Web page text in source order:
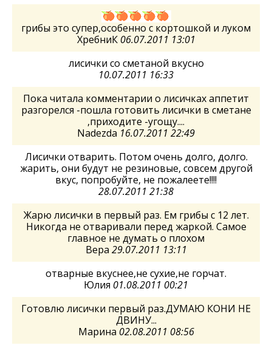
грибы это супер,особенно с кортошкой и луком
ХребниК 06.07.2011 13:01
лисички со сметаной вкусно
10.07.2011 16:33
Пока читала комментарии о лисичках аппетит
разгорелся -пошла готовить лисички в сметане
,приходите -угощу....
Nadezda 16.07.2011 22:49
Лисички отварить. Потом очень долго, долго.
жарить, они будут не резиновые, совсем другой
вкус, попробуйте, не пожалеете!!!!
28.07.2011 21:38
Жарю лисички в первый раз. Ем грибы с 12 лет.
Никогда не отваривали перед жаркой. Самое
главное не думать о плохом
Вера 29.07.2011 13:11
отварные вкуснее,не сухие,не горчат.
Юлия 01.08.2011 00:21
Готовлю лисички первый раз.ДУМАЮ КОНИ НЕ
ДВИНУ...
Марина 02.08.2011 08:56